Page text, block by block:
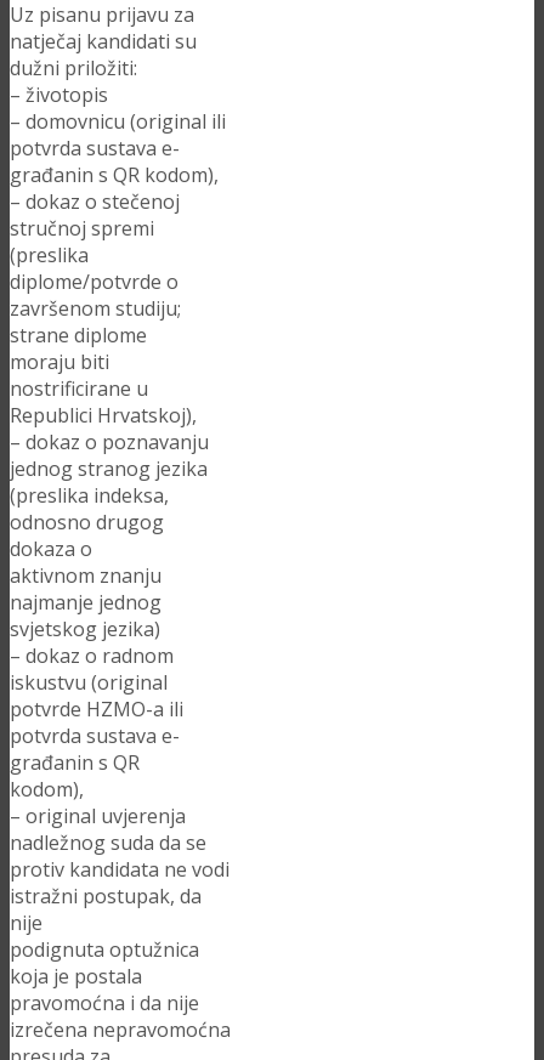
Uz pisanu prijavu za
natječaj kandidati su
dužni priložiti:
– životopis
– domovnicu (original ili
potvrda sustava e-
građanin s QR kodom),
– dokaz o stečenoj
stručnoj spremi
(preslika
diplome/potvrde o
završenom studiju;
strane diplome
moraju biti
nostrificirane u
Republici Hrvatskoj),
– dokaz o poznavanju
jednog stranog jezika
(preslika indeksa,
odnosno drugog
dokaza o
aktivnom znanju
najmanje jednog
svjetskog jezika)
– dokaz o radnom
iskustvu (original
potvrde HZMO-a ili
potvrda sustava e-
građanin s QR
kodom),
– original uvjerenja
nadležnog suda da se
protiv kandidata ne vodi
istražni postupak, da
nije
podignuta optužnica
koja je postala
pravomoćna i da nije
izrečena nepravomoćna